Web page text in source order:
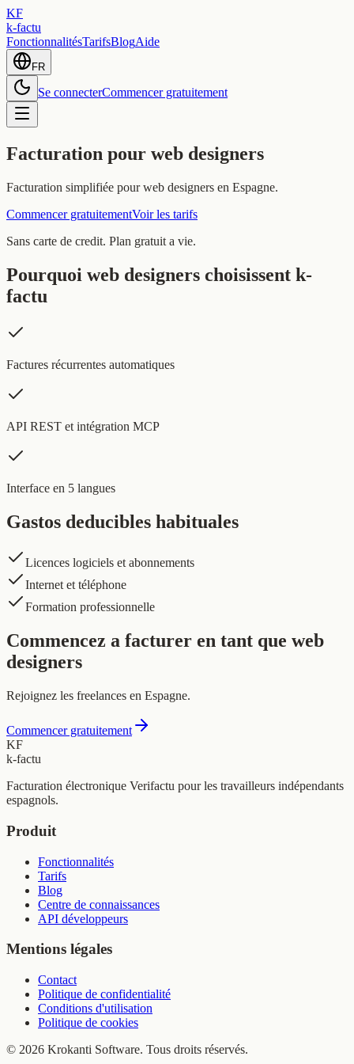
KF
k-factu
FonctionnalitésTarifsBlogAide
FR
Se connecterCommencer gratuitement
Facturation pour web designers
Facturation simplifiée pour web designers en Espagne.
Commencer gratuitementVoir les tarifs
Sans carte de credit. Plan gratuit a vie.
Pourquoi web designers choisissent k-
factu
Factures récurrentes automatiques
API REST et intégration MCP
Interface en 5 langues
Gastos deducibles habituales
Licences logiciels et abonnements
Internet et téléphone
Formation professionnelle
Commencez a facturer en tant que web
designers
Rejoignez les freelances en Espagne.
Commencer gratuitement
KF
k-factu
Facturation électronique Verifactu pour les travailleurs indépendants
espagnols.
Produit
Fonctionnalités
Tarifs
Blog
Centre de connaissances
API développeurs
Mentions légales
Contact
Politique de confidentialité
Conditions d'utilisation
Politique de cookies
© 2026 Krokanti Software. Tous droits réservés.